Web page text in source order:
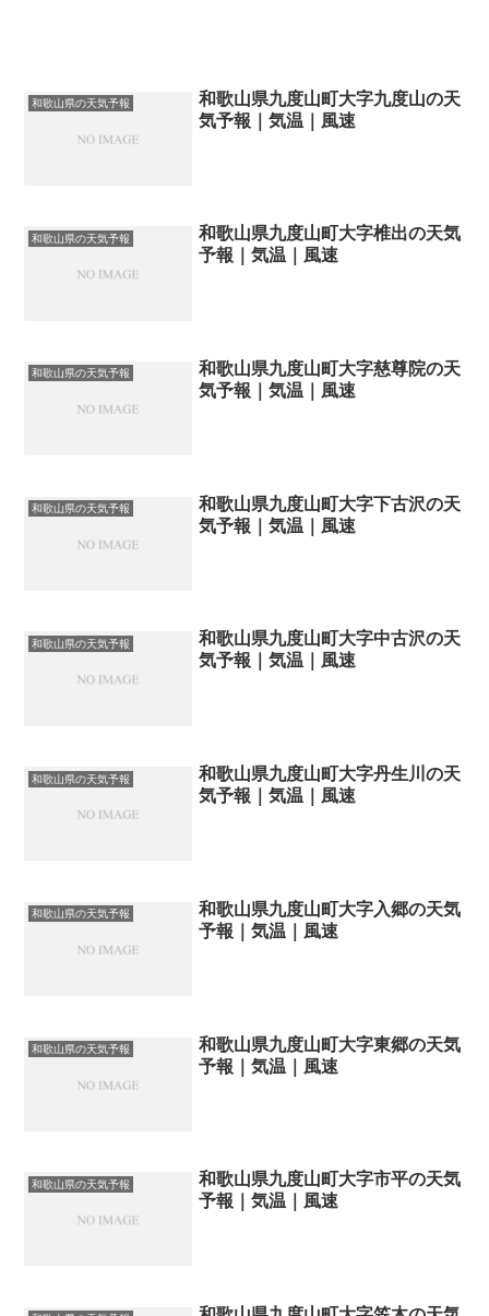
和歌山県の天気予報
和歌山県九度山町大字九度山の天
気予報｜気温｜風速
和歌山県の天気予報
和歌山県九度山町大字椎出の天気
予報｜気温｜風速
和歌山県の天気予報
和歌山県九度山町大字慈尊院の天
気予報｜気温｜風速
和歌山県の天気予報
和歌山県九度山町大字下古沢の天
気予報｜気温｜風速
和歌山県の天気予報
和歌山県九度山町大字中古沢の天
気予報｜気温｜風速
和歌山県の天気予報
和歌山県九度山町大字丹生川の天
気予報｜気温｜風速
和歌山県の天気予報
和歌山県九度山町大字入郷の天気
予報｜気温｜風速
和歌山県の天気予報
和歌山県九度山町大字東郷の天気
予報｜気温｜風速
和歌山県の天気予報
和歌山県九度山町大字市平の天気
予報｜気温｜風速